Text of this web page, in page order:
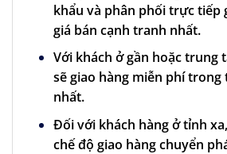
khẩu và phân phối trực tiếp
giá bán cạnh tranh nhất.
Với khách ở gần hoặc trung
sẽ giao hàng miễn phí trong
nhất.
Đối với khách hàng ở tỉnh
chế độ giao hàng chuyển